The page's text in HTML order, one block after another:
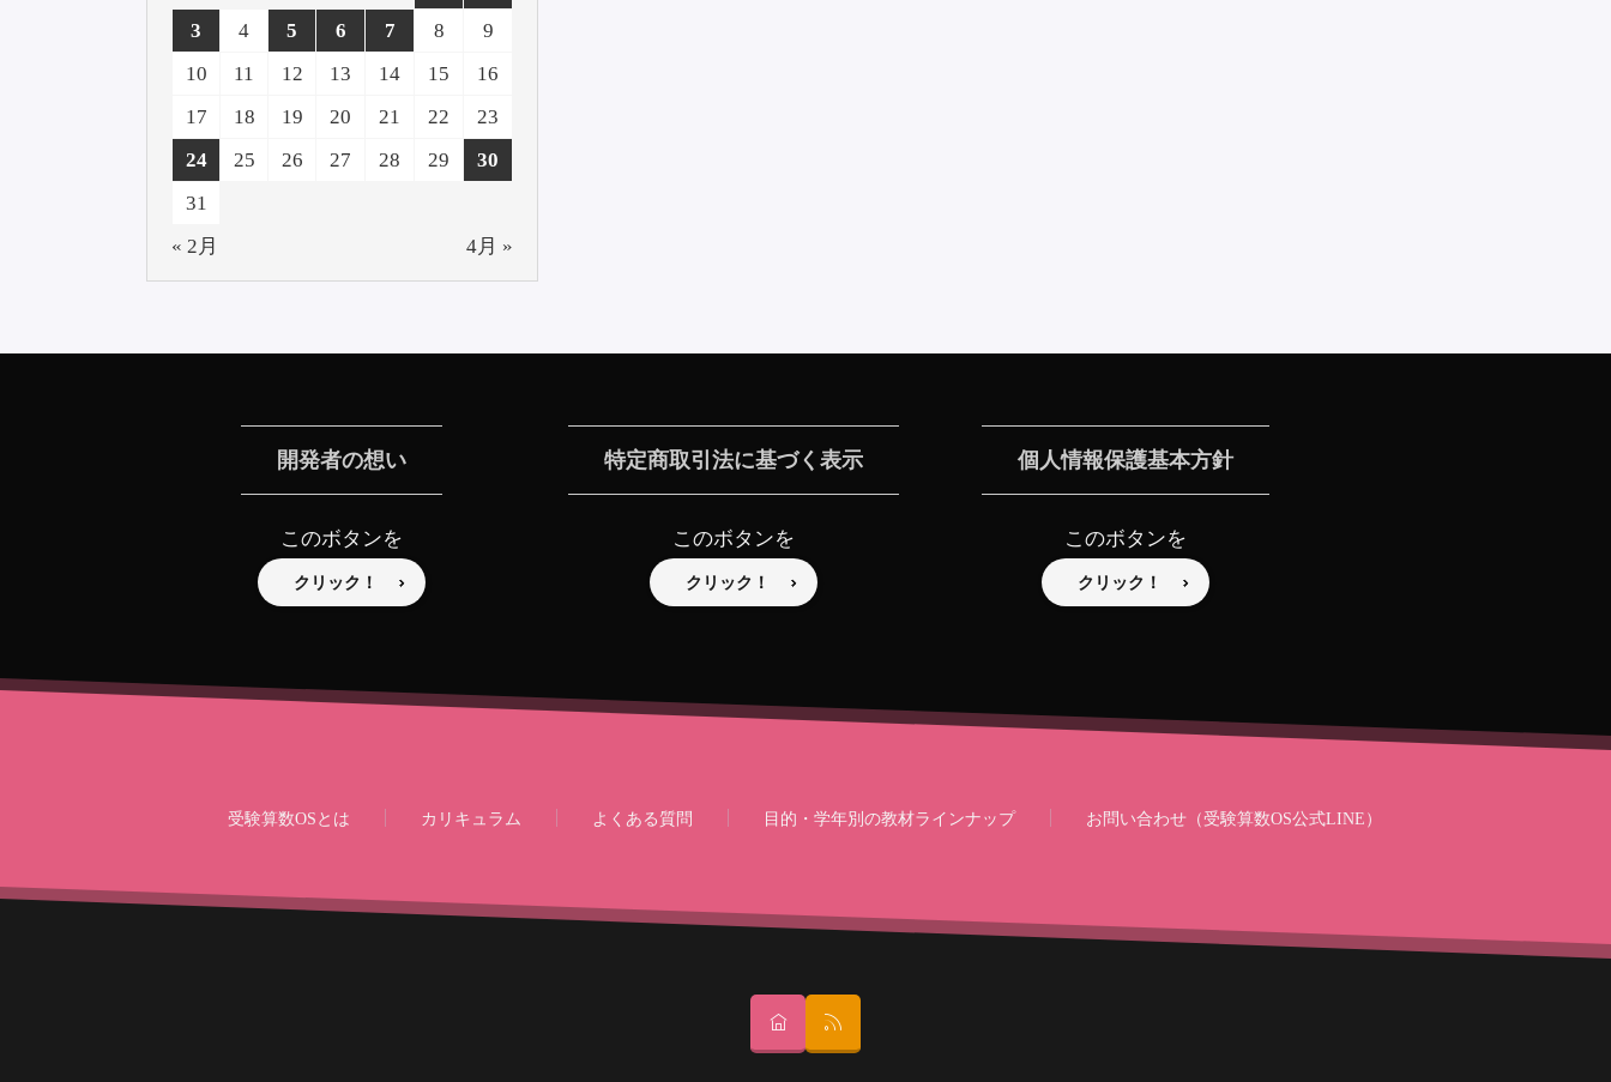
3
4 5 6 7 8
9
10
11 12 13 14 15
16
17
18 19 20 21 22
23
24
25 26 27 28 29
30
31
« 2月
4月 »
開発者の想い
このボタンを
クリック！
特定商取引法に基づく表示
このボタンを
クリック！
個人情報保護基本方針
このボタンを
クリック！
受験算数OSとは カリキュラム よくある質問 目的・学年別の教材ラインナップ お問い合わせ（受験算数OS公式LINE）